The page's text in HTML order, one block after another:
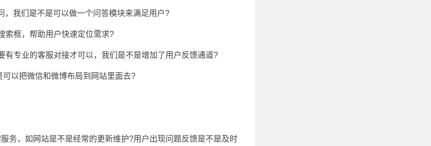
我们是不是可以做一个问答模块来满足用户?
索框，帮助用户快速定位需求?
专业的客服对接才可以，我们是不是增加了用户反馈通道?
以把微信和微博布局到网站里面去?
务，如网站是不是经常的更新维护?用户出现问题反馈是不是及时